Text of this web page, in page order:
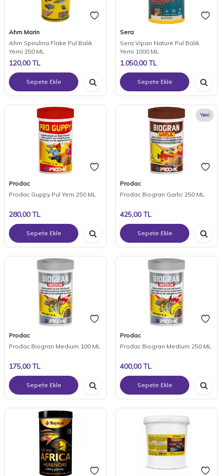
Ahm Marin
Ahm Spirulina Flake Pul Balık
Yemi 250 ML
120,00TL
Sepete Ekle
Sera
Sera Vipan Nature Pul Balık
Yemi 1000 ML
1.050,00TL
Sepete Ekle
Prodac
Prodac Guppy Pul Yem 250 ML
280,00TL
Sepete Ekle
Yeni
Prodac
Prodac Biogran Garlic 250 ML
425,00TL
Sepete Ekle
Prodac
Prodac Biogran Medium 100 ML
175,00TL
Sepete Ekle
Prodac
Prodac Biogran Medium 250 ML
400,00TL
Sepete Ekle